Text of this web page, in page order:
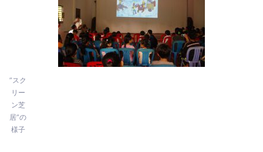
”スク
リー
ン芝
居”の
様子